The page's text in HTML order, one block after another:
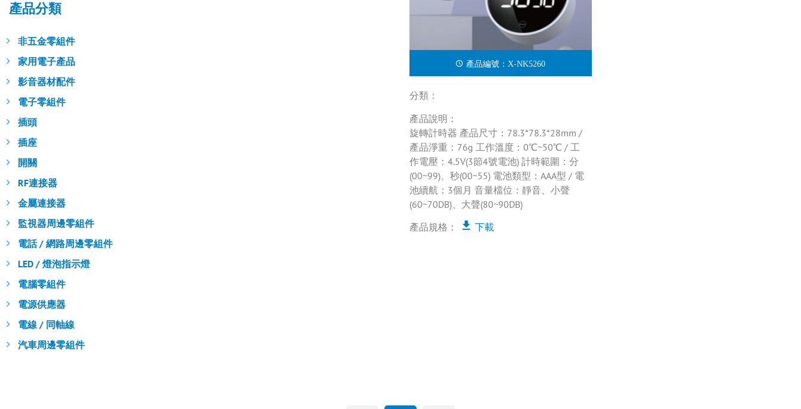
產品分類
非五金零組件
家用電子產品
影音器材配件
電子零組件
插頭
插座
開關
RF連接器
金屬連接器
監視器周邊零組件
電話 / 網路周邊零組件
LED / 燈泡指示燈
電腦零組件
電源供應器
電線 / 同軸線
汽車周邊零組件
產品編號：X-NK5260
分類：
產品說明：
旋轉計時器 產品尺寸：78.3*78.3*28mm /
產品淨重：76g 工作溫度：0℃~50℃ / 工
作電壓：4.5V(3節4號電池) 計時範圍：分
(00~99)、秒(00~55) 電池類型：AAA型 / 電
池續航：3個月 音量檔位：靜音、小聲
(60~70DB)、大聲(80~90DB)
產品規格：
下載